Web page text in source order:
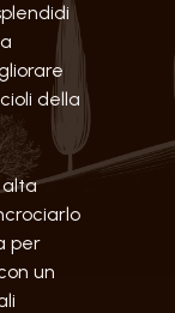
della
alta
per
un